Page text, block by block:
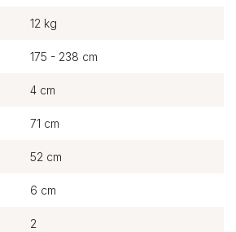
12 kg
175 - 238 cm
4 cm
71 cm
52 cm
6 cm
2